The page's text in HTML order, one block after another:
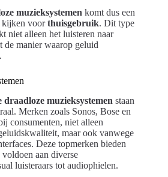
muzieksystemen komt dus een
kijken voorthuisgebruik. Dit type
niet alleen het luisteren naar
de manier waarop geluid
draadloze muzieksystemen staan
Merken zoals Sonos, Bose en
consumenten, niet alleen
maar ook vanwege
Deze topmerken bieden
aan diverse
luisteraars tot audiophielen.